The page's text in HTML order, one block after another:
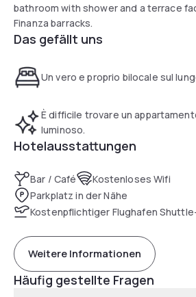
bathroom with shower and a terrace
Finanza barracks.
Das gefällt uns
Un vero e proprio bilocale sul
È difficile trovare un
luminoso.
Hotelausstattungen
Bar / Café
Kostenloses Wifi
Parkplatz in der Nähe
Kostenpflichtiger Flughafen
Weitere Informationen
Häufig gestellte Fragen